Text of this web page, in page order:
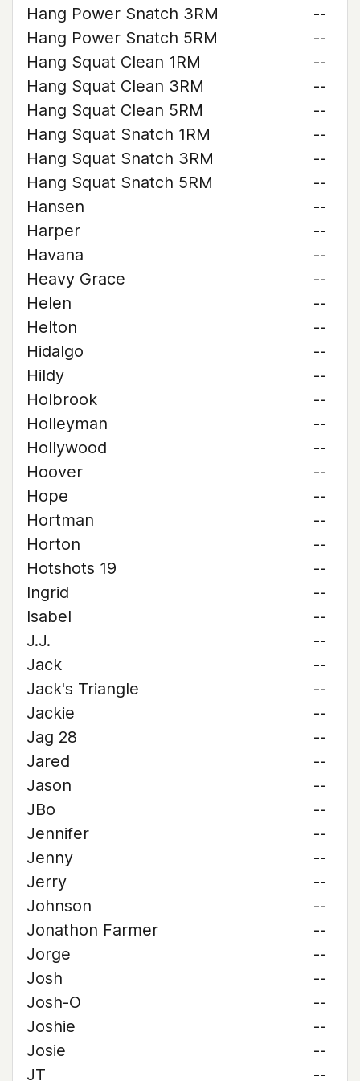
Hang Power Snatch 3RM
--
Hang Power Snatch 5RM
--
Hang Squat Clean 1RM
--
Hang Squat Clean 3RM
--
Hang Squat Clean 5RM
--
Hang Squat Snatch 1RM
--
Hang Squat Snatch 3RM
--
Hang Squat Snatch 5RM
--
Hansen
--
Harper
--
Havana
--
Heavy Grace
--
Helen
--
Helton
--
Hidalgo
--
Hildy
--
Holbrook
--
Holleyman
--
Hollywood
--
Hoover
--
Hope
--
Hortman
--
Horton
--
Hotshots 19
--
Ingrid
--
Isabel
--
J.J.
--
Jack
--
Jack's Triangle
--
Jackie
--
Jag 28
--
Jared
--
Jason
--
JBo
--
Jennifer
--
Jenny
--
Jerry
--
Johnson
--
Jonathon Farmer
--
Jorge
--
Josh
--
Josh-O
--
Joshie
--
Josie
--
JT
--